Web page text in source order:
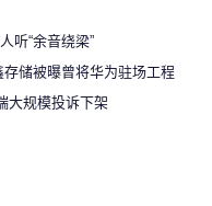
听“余音绕梁”
储被曝曾将华为驻场工程
大规模投诉下架